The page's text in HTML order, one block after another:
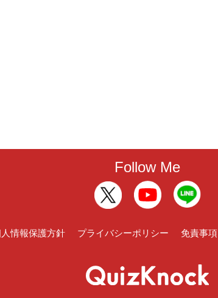
Follow Me
情報保護方針 プライバシーポリシー 免責事項